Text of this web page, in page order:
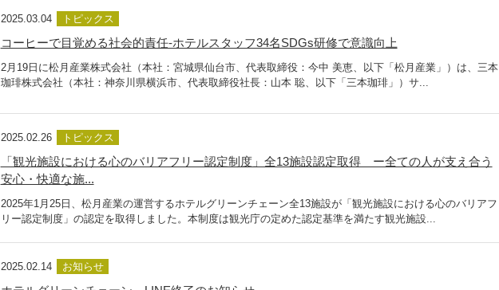
2025.03.04 トピックス
コーヒーで目覚める社会的責任-ホテルスタッフ34名SDGs研修で意識向上
2月19日に松月産業株式会社（本社：宮城県仙台市、代表取締役：今中 美恵、以下「松月産業」）は、三本
珈琲株式会社（本社：神奈川県横浜市、代表取締役社長：山本 聡、以下「三本珈琲」）サ...
2025.02.26 トピックス
「観光施設における心のバリアフリー認定制度」全13施設認定取得 ー全ての人が支え合う
安心・快適な施...
2025年1月25日、松月産業の運営するホテルグリーンチェーン全13施設が「観光施設における心のバリアフ
リー認定制度」の認定を取得しました。本制度は観光庁の定めた認定基準を満たす観光施設...
2025.02.14 お知らせ